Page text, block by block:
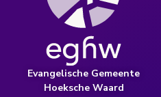
Evangelische Gemeente
Hoeksche Waard